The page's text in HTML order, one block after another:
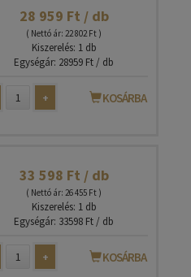
28 959 Ft / db
( Nettó ár: 22 802 Ft )
Kiszerelés: 1 db
Egységár: 28959 Ft / db
+ KOSÁRBA
33 598 Ft / db
( Nettó ár: 26 455 Ft )
Kiszerelés: 1 db
Egységár: 33598 Ft / db
+ KOSÁRBA